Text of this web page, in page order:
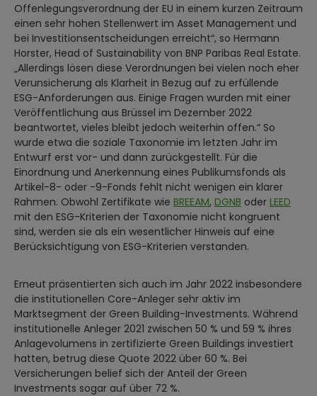
Offenlegungsverordnung der EU in einem kurzen Zeitraum
einen sehr hohen Stellenwert im Asset Management und
bei Investitionsentscheidungen erreicht“, so Hermann
Horster, Head of Sustainability von BNP Paribas Real Estate.
„Allerdings lösen diese Verordnungen bei vielen noch eher
Verunsicherung als Klarheit in Bezug auf zu erfüllende
ESG-Anforderungen aus. Einige Fragen wurden mit einer
Veröffentlichung aus Brüssel im Dezember 2022
beantwortet, vieles bleibt jedoch weiterhin offen.“ So
wurde etwa die soziale Taxonomie im letzten Jahr im
Entwurf erst vor- und dann zurückgestellt. Für die
Einordnung und Anerkennung eines Publikumsfonds als
Artikel-8- oder -9-Fonds fehlt nicht wenigen ein klarer
Rahmen. Obwohl Zertifikate wie BREEAM, DGNB oder LEED
mit den ESG-Kriterien der Taxonomie nicht kongruent
sind, werden sie als ein wesentlicher Hinweis auf eine
Berücksichtigung von ESG-Kriterien verstanden.
Erneut präsentierten sich auch im Jahr 2022 insbesondere
die institutionellen Core-Anleger sehr aktiv im
Marktsegment der Green Building-Investments. Während
institutionelle Anleger 2021 zwischen 50 % und 59 % ihres
Anlagevolumens in zertifizierte Green Buildings investiert
hatten, betrug diese Quote 2022 über 60 %. Bei
Versicherungen belief sich der Anteil der Green
Investments sogar auf über 72 %.